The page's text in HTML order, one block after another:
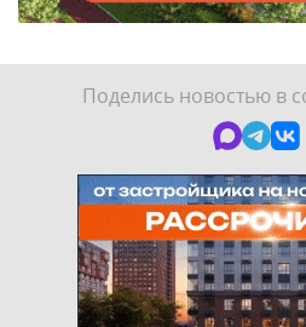
Поделись новостью в